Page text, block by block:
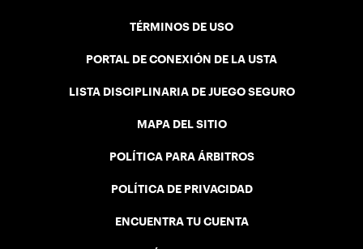
TÉRMINOS DE USO
PORTAL DE CONEXIÓN DE LA USTA
LISTA DISCIPLINARIA DE JUEGO SEGURO
MAPA DEL SITIO
POLÍTICA PARA ÁRBITROS
POLÍTICA DE PRIVACIDAD
ENCUENTRA TU CUENTA